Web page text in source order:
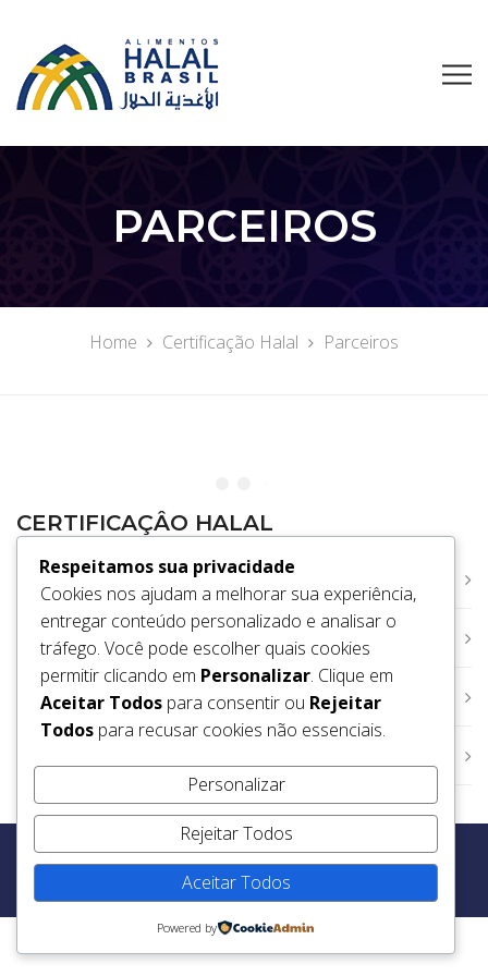
PARCEIROS
Home Certificação Halal Parceiros
CERTIFICAÇÂO HALAL
Certificação Halal
Segmentos Certificados
Parceiros
Copyright @ 2026
Respeitamos sua privacidade
Cookies nos ajudam a melhorar sua experiência,
entregar conteúdo personalizado e analisar o
tráfego. Você pode escolher quais cookies
permitir clicando em Personalizar. Clique em
Aceitar Todos para consentir ou Rejeitar
Todos para recusar cookies não essenciais.
Personalizar
Rejeitar Todos
Aceitar Todos
Powered by